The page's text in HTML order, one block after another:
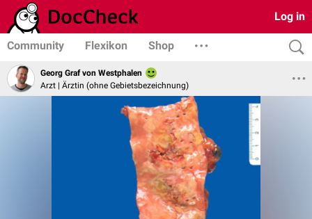
Log in
Community Flexikon Shop
Georg Graf von Westphalen
Arzt | Ärztin (ohne Gebietsbezeichnung)